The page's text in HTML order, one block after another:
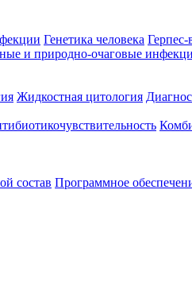
Генетика человека
и природно-очаговые
Жидкостная цитология
состав Программное